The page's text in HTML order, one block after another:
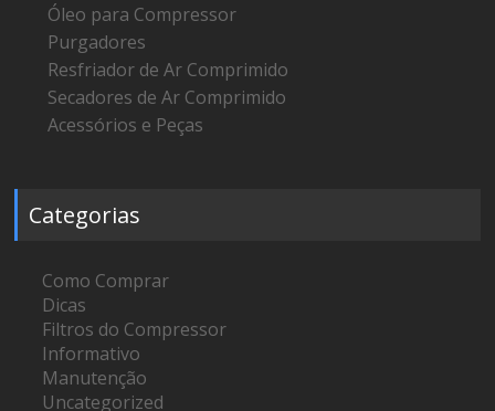
Óleo para Compressor
Purgadores
Resfriador de Ar Comprimido
Secadores de Ar Comprimido
Acessórios e Peças
Categorias
Como Comprar
Dicas
Filtros do Compressor
Informativo
Manutenção
Uncategorized